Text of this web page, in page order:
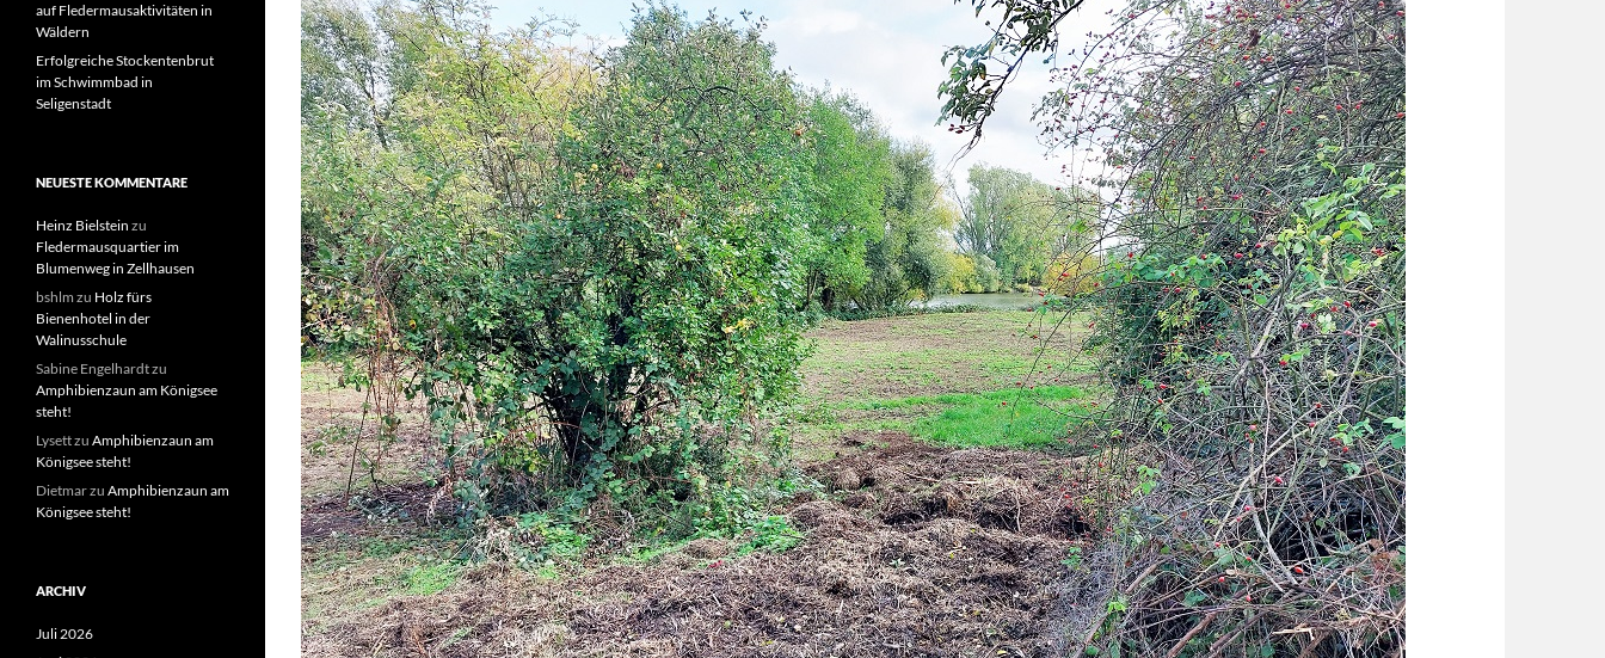
auf Fledermausaktivitäten in
Wäldern
Erfolgreiche Stockentenbrut
im Schwimmbad in
Seligenstadt
NEUESTE KOMMENTARE
Heinz Bielstein zu
Fledermausquartier im
Blumenweg in Zellhausen
bshlm zu Holz fürs
Bienenhotel in der
Walinusschule
Sabine Engelhardtzu
Amphibienzaun am Königsee
steht!
Lysettzu Amphibienzaun am
Königsee steht!
Dietmarzu Amphibienzaun am
Königsee steht!
ARCHIV
Juli 2026